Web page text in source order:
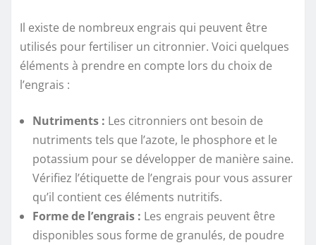
Il existe de nombreux engrais qui peuvent être
utilisés pour fertiliser un citronnier. Voici quelques
éléments à prendre en compte lors du choix de
l’engrais :
Nutriments : Les citronniers ont besoin de
nutriments tels que l’azote, le phosphore et le
potassium pour se développer de manière saine.
Vérifiez l’étiquette de l’engrais pour vous assurer
qu’il contient ces éléments nutritifs.
Forme de l’engrais : Les engrais peuvent être
disponibles sous forme de granulés, de poudre